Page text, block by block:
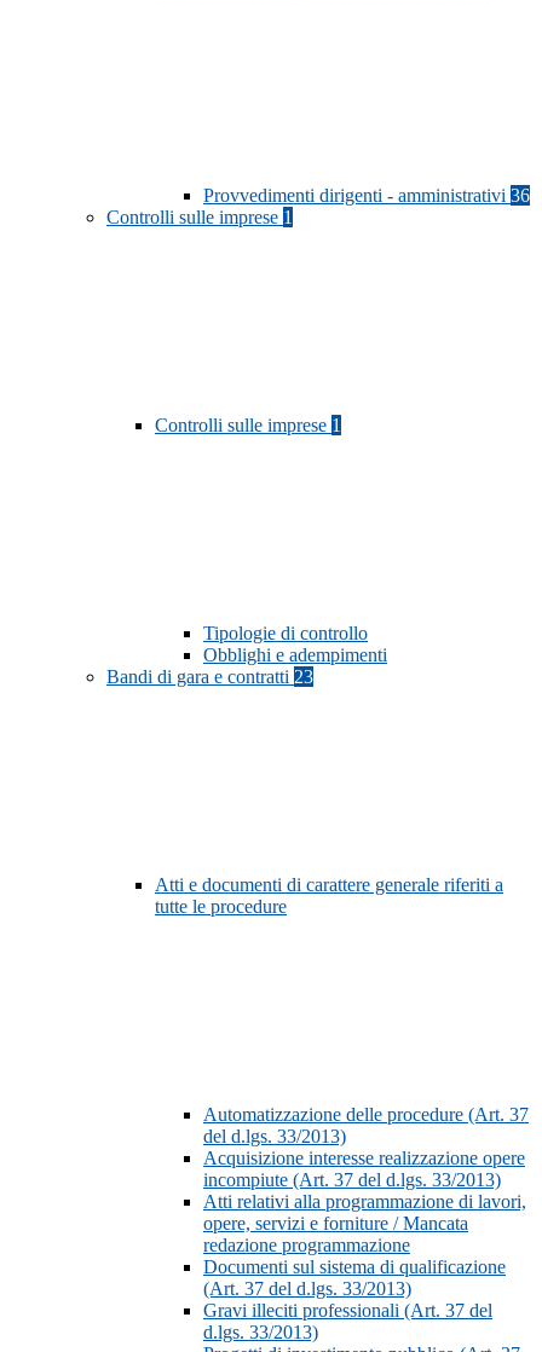
Provvedimenti dirigenti - amministrativi 36
Controlli sulle imprese 1
Controlli sulle imprese 1
Tipologie di controllo
Obblighi e adempimenti
Bandi di gara e contratti 23
Atti e documenti di carattere generale riferiti a
tutte le procedure
Automatizzazione delle procedure (Art. 37
del d.lgs. 33/2013)
Acquisizione interesse realizzazione opere
incompiute (Art. 37 del d.lgs. 33/2013)
Atti relativi alla programmazione di lavori,
opere, servizi e forniture / Mancata
redazione programmazione
Documenti sul sistema di qualificazione
(Art. 37 del d.lgs. 33/2013)
Gravi illeciti professionali (Art. 37 del
d.lgs. 33/2013)